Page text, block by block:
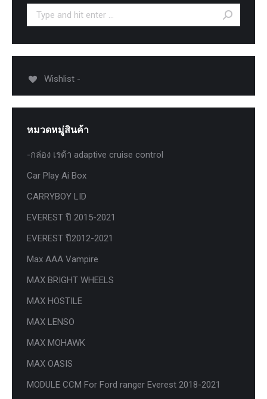
Search:
Wishlist -
หมวดหมู่สินค้า
-กล่อง เรด้า adaptive cruise control
Car Play Ai Box
CARRYBOY LID
EVEREST ปี 2015-2021
EVEREST ปี2012-2021
Max AAA Vampire
MAX BRIGHT WHEELS
MAX HOSTILE
MAX LENSO
MAX MOHAWK
MAX OASIS
MODULE CCM For Ford ranger Everest 2018-2021